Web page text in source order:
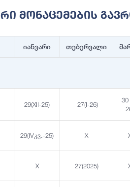
Მონაცემების
იანვარი თებერვალი
29(XII-25) 27(I-26)
30
29(IVკვ.-25) X
X 27(2025)